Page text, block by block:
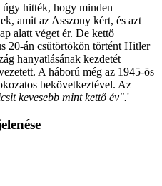
hitték, hogy minden
amit az Asszony kért, és azt
alatt véget ér. De kettő
20-án csütörtökön történt Hitler
hanyatlásának kezdetét
A háború még az 1945-ös
bekövetkeztével. Az
kevesebb mint kettő év".'